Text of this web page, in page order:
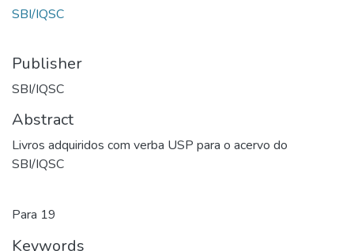
SBI/IQSC
Publisher
SBI/IQSC
Abstract
Livros adquiridos com verba USP para o acervo do
SBI/IQSC
Para 19
Keywords